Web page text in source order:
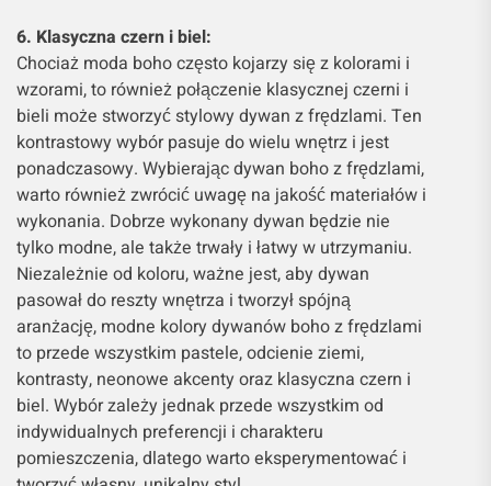
6. Klasyczna czern i biel:
Chociaż moda boho często kojarzy się z kolorami i
wzorami, to również połączenie klasycznej czerni i
bieli może stworzyć stylowy dywan z frędzlami. Ten
kontrastowy wybór pasuje do wielu wnętrz i jest
ponadczasowy. Wybierając dywan boho z frędzlami,
warto również zwrócić uwagę na jakość materiałów i
wykonania. Dobrze wykonany dywan będzie nie
tylko modne, ale także trwały i łatwy w utrzymaniu.
Niezależnie od koloru, ważne jest, aby dywan
pasował do reszty wnętrza i tworzył spójną
aranżację, modne kolory dywanów boho z frędzlami
to przede wszystkim pastele, odcienie ziemi,
kontrasty, neonowe akcenty oraz klasyczna czern i
biel. Wybór zależy jednak przede wszystkim od
indywidualnych preferencji i charakteru
pomieszczenia, dlatego warto eksperymentować i